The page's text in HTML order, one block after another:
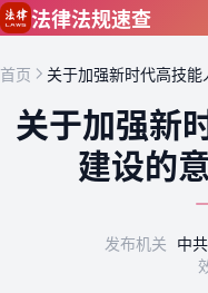
跳到主要内容
法律法规速查
首页 关于加强新时代高技
关于加强新
建设的
发布机关 中